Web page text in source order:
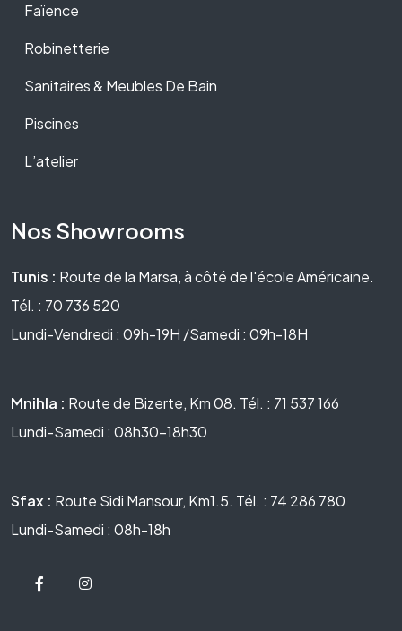
Faïence
Robinetterie
Sanitaires & Meubles De Bain
Piscines
L’atelier
Nos Showrooms
Tunis : Route de la Marsa, à côté de l'école Américaine.
Tél. : 70 736 520
Lundi-Vendredi : 09h-19H /Samedi : 09h-18H
Mnihla : Route de Bizerte, Km 08. Tél. : 71 537 166
Lundi-Samedi : 08h30-18h30
Sfax : Route Sidi Mansour, Km1.5. Tél. : 74 286 780
Lundi-Samedi : 08h-18h